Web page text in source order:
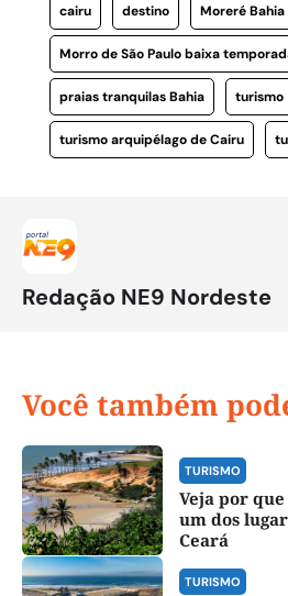
cairu destino Moreré Bahia
Morro de São Paulo baixa
praias tranquilas Bahia turismo
turismo arquipélago de Cairu
Redação NE9 Nordeste
Você também
TURISMO
Veja por
um dos
Ceará
TURISMO